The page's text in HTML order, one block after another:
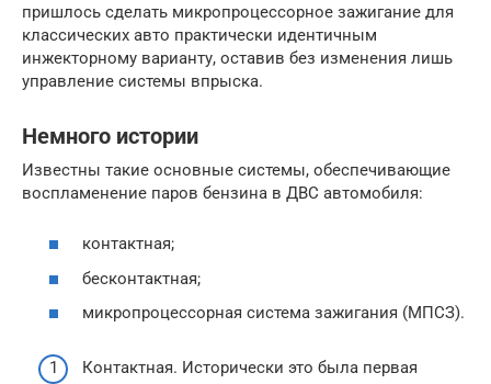
пришлось сделать микропроцессорное зажигание для
классических авто практически идентичным
инжекторному варианту, оставив без изменения лишь
управление системы впрыска.
Немного истории
Известны такие основные системы, обеспечивающие
воспламенение паров бензина в ДВС автомобиля:
контактная;
бесконтактная;
микропроцессорная система зажигания (МПСЗ).
Контактная. Исторически это была первая